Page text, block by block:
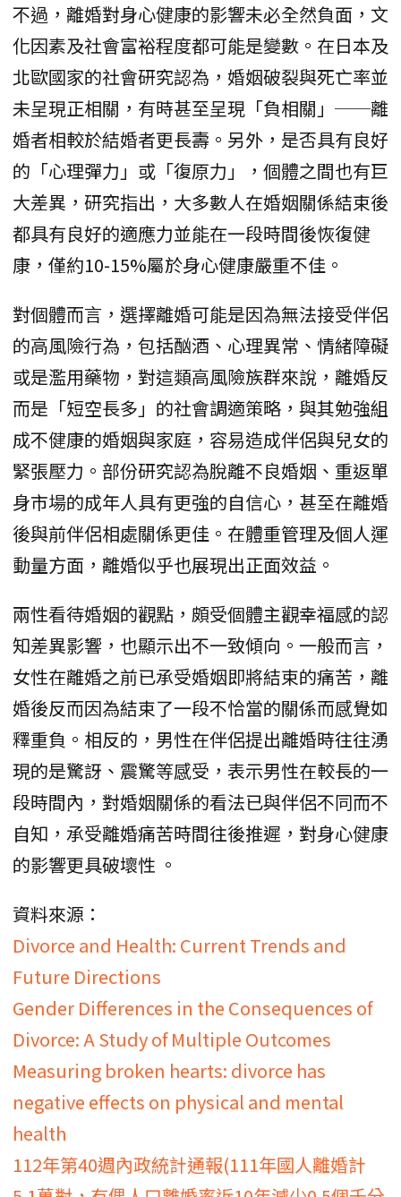
不過，離婚對身心健康的影響未必全然負面，文
化因素及社會富裕程度都可能是變數。在日本及
北歐國家的社會研究認為，婚姻破裂與死亡率並
未呈現正相關，有時甚至呈現「負相關」──離
婚者相較於結婚者更長壽。另外，是否具有良好
的「心理彈力」或「復原力」，個體之間也有巨
大差異，研究指出，大多數人在婚姻關係結束後
都具有良好的適應力並能在一段時間後恢復健
康，僅約10-15%屬於身心健康嚴重不佳。
對個體而言，選擇離婚可能是因為無法接受伴侶
的高風險行為，包括酗酒、心理異常、情緒障礙
或是濫用藥物，對這類高風險族群來說，離婚反
而是「短空長多」的社會調適策略，與其勉強組
成不健康的婚姻與家庭，容易造成伴侶與兒女的
緊張壓力。部份研究認為脫離不良婚姻、重返單
身市場的成年人具有更強的自信心，甚至在離婚
後與前伴侶相處關係更佳。在體重管理及個人運
動量方面，離婚似乎也展現出正面效益。
兩性看待婚姻的觀點，頗受個體主觀幸福感的認
知差異影響，也顯示出不一致傾向。一般而言，
女性在離婚之前已承受婚姻即將結束的痛苦，離
婚後反而因為結束了一段不恰當的關係而感覺如
釋重負。相反的，男性在伴侶提出離婚時往往湧
現的是驚訝、震驚等感受，表示男性在較長的一
段時間內，對婚姻關係的看法已與伴侶不同而不
自知，承受離婚痛苦時間往後推遲，對身心健康
的影響更具破壞性 。
資料來源：
Divorce and Health: Current Trends and
Future Directions
Gender Differences in the Consequences of
Divorce: A Study of Multiple Outcomes
Measuring broken hearts: divorce has
negative effects on physical and mental
health
112年第40週內政統計通報(111年國人離婚計